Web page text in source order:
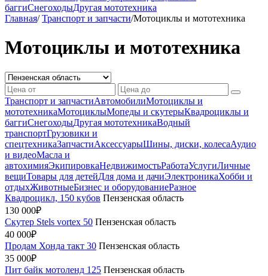
баггиСнегоходыДругая мототехника
Главная/ Транспорт и запчасти/Мотоциклы и мототехника
Мотоциклы и мототехника
Транспорт и запчастиАвтомобилиМотоциклы и
мототехникаМотоциклыМопеды и скутерыКвадроциклы и
баггиСнегоходыДругая мототехникаВодный
транспортГрузовики и
спецтехникаЗапчастиАксессуарыШины, диски, колесаАудио
и видеоМасла и
автохимияЭкипировкаНедвижимостьРаботаУслугиЛичные
вещиТовары для детейДля дома и дачиЭлектроникаХобби и
отдыхЖивотныеБизнес и оборудованиеРазное
Квадроцикл, 150 кубов Пензенская область
130 000₽
Скутер Stels vortex 50 Пензенская область
40 000₽
Продам Хонда такт 30 Пензенская область
35 000₽
Пит байк мотоленд 125 Пензенская область